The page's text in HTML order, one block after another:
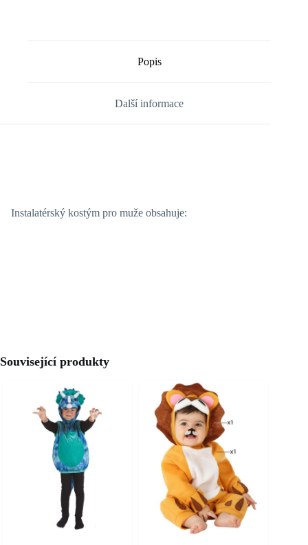
Popis
Další informace
Instalatérský kostým pro muže obsahuje:
Související produkty